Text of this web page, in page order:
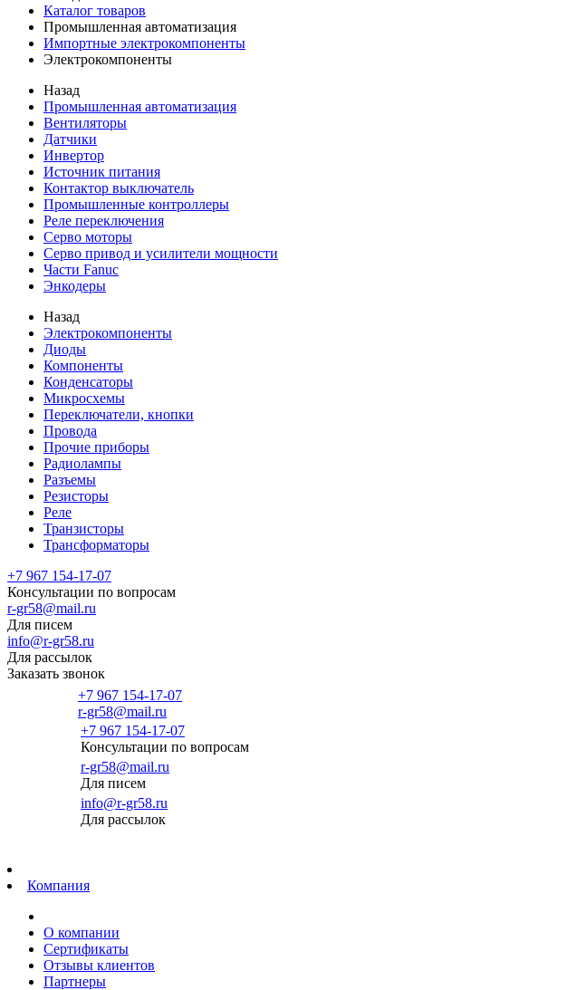
Каталог товаров
Промышленная автоматизация
Импортные электрокомпоненты
Электрокомпоненты
Назад
Промышленная автоматизация
Вентиляторы
Датчики
Инвертор
Источник питания
Контактор выключатель
Промышленные контроллеры
Реле переключения
Серво моторы
Серво привод и усилители мощности
Части Fanuc
Энкодеры
Назад
Электрокомпоненты
Диоды
Компоненты
Конденсаторы
Микросхемы
Переключатели, кнопки
Провода
Прочие приборы
Радиолампы
Разъемы
Резисторы
Реле
Транзисторы
Трансформаторы
+7 967 154-17-07
Консультации по вопросам
r-gr58@mail.ru
Для писем
info@r-gr58.ru
Для рассылок
Заказать звонок
+7 967 154-17-07
r-gr58@mail.ru
+7 967 154-17-07
Консультации по вопросам
r-gr58@mail.ru
Для писем
info@r-gr58.ru
Для рассылок
Компания
О компании
Сертификаты
Отзывы клиентов
Партнеры